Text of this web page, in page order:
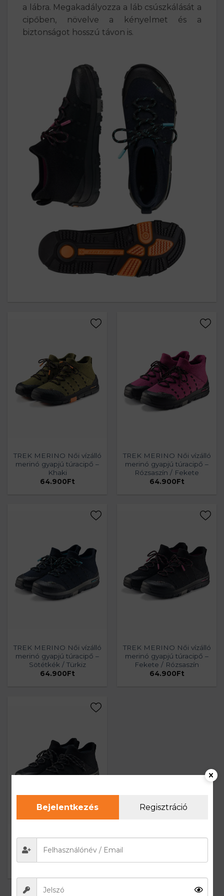
a lábra. Megakadályozza a láb csúszkálását a
cipőben, növelve a kényelmet és a
biztonságot hosszú távon is.
TREK MERINO Női vízálló
merinó gyapjú túracipő –
Khaki
64.900Ft
TREK MERINO Női vízálló
merinó gyapjú túracipő –
Rózsaszín / Fekete
64.900Ft
TREK MERINO Női vízálló
merinó gyapjú túracipő –
Sötétkék / Türkiz
64.900Ft
TREK MERINO Női vízálló
merinó gyapjú túracipő –
Fekete / Rózsaszín
64.900Ft
TREK MERINO Női vízálló
merinó gyapjú túracipő –
Bejelentkezés Regisztráció